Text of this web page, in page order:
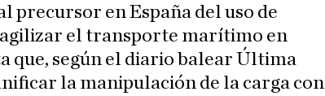
precursor en España del uso de
el transporte marítimo en
que, según el diario balear Última
la manipulación de la carga con